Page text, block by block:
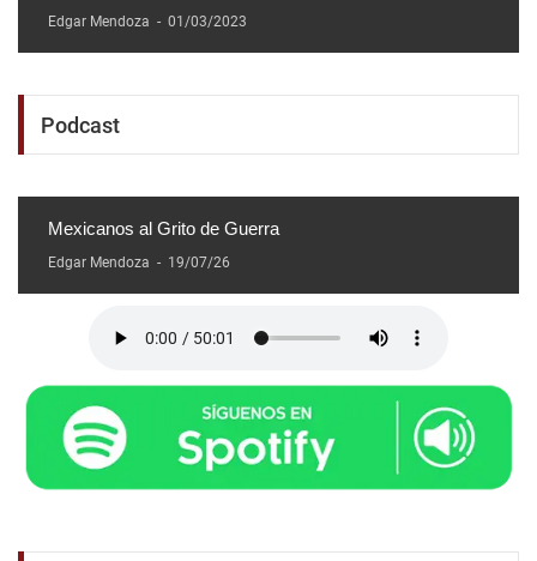
Edgar Mendoza - 01/03/2023
Podcast
Mexicanos al Grito de Guerra
Edgar Mendoza - 19/07/26